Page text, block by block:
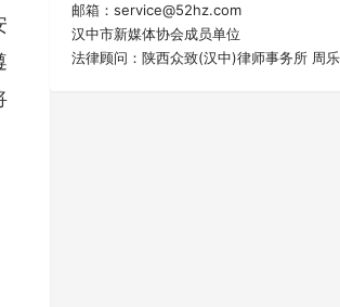
邮箱：service@52hz.com
汉中市新媒体协会成员单位
法律顾问：陕西众致(汉中)律师事务所 周